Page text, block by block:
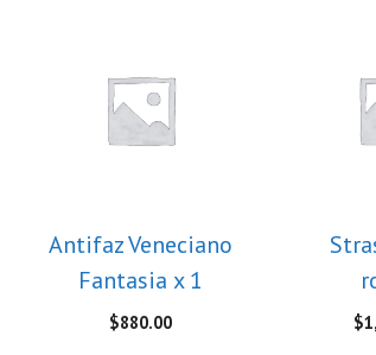
Antifaz Veneciano
Fantasia x 1
$880.00 $